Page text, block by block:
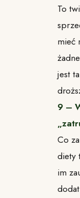
To
mieć
jest
9 –
Co
diety
im